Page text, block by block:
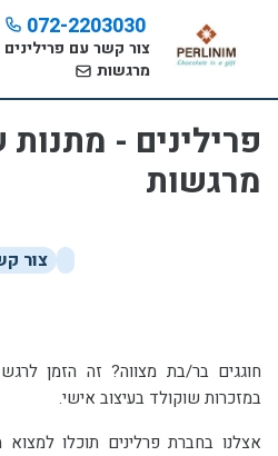
072-2203030
צור קשר עם
מרגשות
פרילינים -
מרגשות
צור
חוגגים בר/בת מצווה? זה הזמן
במזכרות שוקולד בעיצוב אישי.
אצלנו בחברת פרלינים תוכלו